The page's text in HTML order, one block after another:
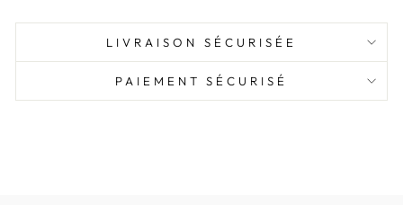
LIVRAISON SÉCURISÉE
PAIEMENT SÉCURISÉ